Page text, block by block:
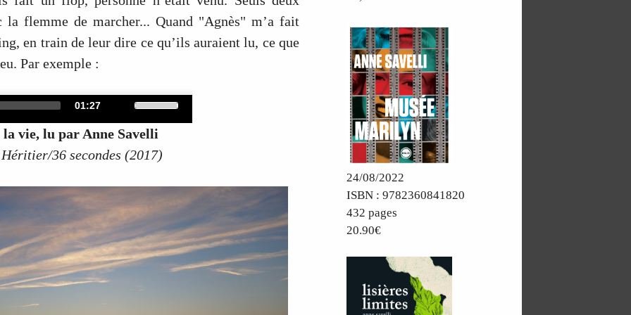
la flemme de marcher... Quand "Agnès" m’a fait
en train de leur dire ce qu’ils auraient lu, ce que
Par exemple :
Audio
Player
Total
01:27
Use
Arrow
keys
increase
or
decrease
volume.
la vie, lu par Anne Savelli
36 secondes (2017)
24/08/2022
ISBN : 9782360841820
432 pages
20.90€